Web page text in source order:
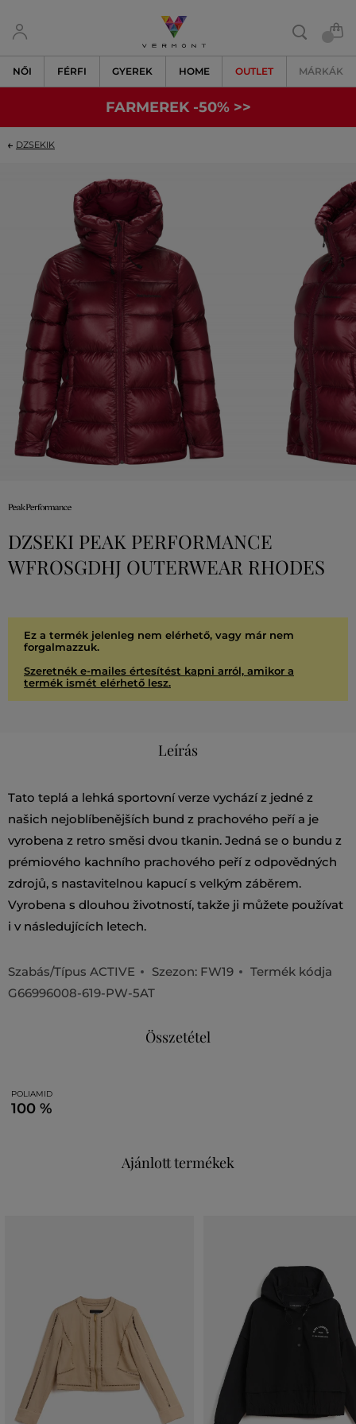
NŐI FÉRFI GYEREK HOME OUTLET MÁRKÁK
FARMEREK -50% >>
DZSEKIK
DZSEKI PEAK PERFORMANCE
WFROSGDHJ OUTERWEAR RHODES
Ez a termék jelenleg nem elérhető, vagy már nem
forgalmazzuk.
Szeretnék e-mailes értesítést kapni arról, amikor a
termék ismét elérhető lesz.
Leírás
Tato teplá a lehká sportovní verze vychází z jedné z
našich nejoblíbenějších bund z prachového peří a je
vyrobena z retro směsi dvou tkanin. Jedná se o bundu z
prémiového kachního prachového peří z odpovědných
zdrojů, s nastavitelnou kapucí s velkým záběrem.
Vyrobena s dlouhou životností, takže ji můžete používat
i v následujících letech.
Szabás/Típus ACTIVE Szezon: FW19
Termék kódja
G66996008-619-PW-5AT
Összetétel
POLIAMID
100 %
Ajánlott termékek